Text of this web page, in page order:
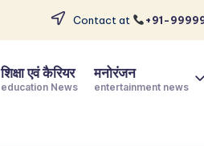
Contact at +91-
शिक्षा एवं कैरियर
education News
मनोरंजन
entertainment news